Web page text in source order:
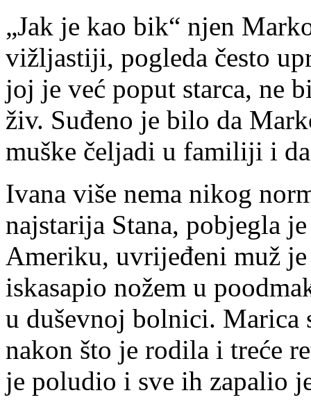
„Jak je kao bik“ njen
vižljastiji, pogleda često
joj je već poput starca, ne
živ. Suđeno je bilo da
muške čeljadi u familiji i
Ivana više nema nikog
najstarija Stana, pobjegla
Ameriku, uvrijeđeni muž
iskasapio nožem u
u duševnoj bolnici. Marica
nakon što je rodila i treće
je poludio i sve ih zapalio